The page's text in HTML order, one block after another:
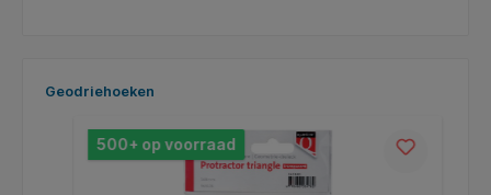
Productgalerij overslaan
Geodriehoeken
500+ op voorraad